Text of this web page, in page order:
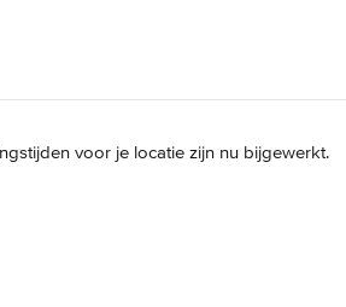
voor je locatie zijn nu bijgewerkt.